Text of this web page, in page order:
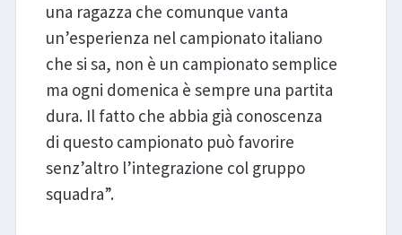
una ragazza che comunque vanta
un’esperienza nel campionato italiano
che si sa, non è un campionato semplice
ma ogni domenica è sempre una partita
dura. Il fatto che abbia già conoscenza
di questo campionato può favorire
senz’altro l’integrazione col gruppo
squadra”.